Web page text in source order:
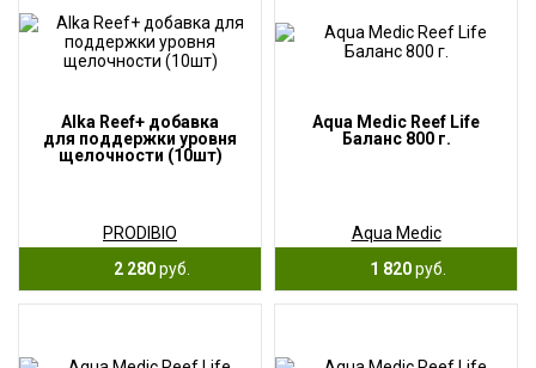
Alka Reef+ добавка
для поддержки уровня
щелочности (10шт)
PRODIBIO
2 280руб.
Aqua Medic Reef Life
Баланс 800 г.
Aqua Medic
1 820руб.